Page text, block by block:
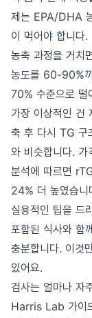
제는 EPA/DHA
이 먹어야 합니다.
농축 과정을 거치
농도를 60-90%
70% 수준으로 떨
가장 이상적인 건
축 후 다시 TG 구
와 비슷합니다.
분석에 따르면
24% 더 높였습니
실용적인 팁을 드
포함된 식사와 함
충분합니다. 이것
있어요.
검사는 얼마나 자
Harris Lab 가이